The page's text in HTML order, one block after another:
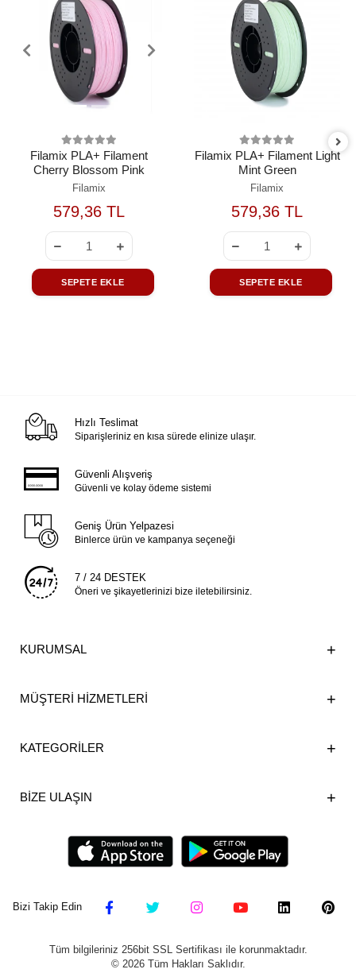
Filamix PLA+ Filament
Cherry Blossom Pink
Filamix
579,36 TL
SEPETE EKLE
Filamix PLA+ Filament Light
Mint Green
Filamix
579,36 TL
SEPETE EKLE
Hızlı Teslimat
Siparişleriniz en kısa sürede elinize ulaşır.
Güvenli Alışveriş
Güvenli ve kolay ödeme sistemi
Geniş Ürün Yelpazesi
Binlerce ürün ve kampanya seçeneği
7 / 24 DESTEK
Öneri ve şikayetlerinizi bize iletebilirsiniz.
KURUMSAL
MÜŞTERİ HİZMETLERİ
KATEGORİLER
BİZE ULAŞIN
Bizi Takip Edin
Tüm bilgileriniz 256bit SSL Sertifikası ile korunmaktadır.
© 2026Tüm Hakları Saklıdır.